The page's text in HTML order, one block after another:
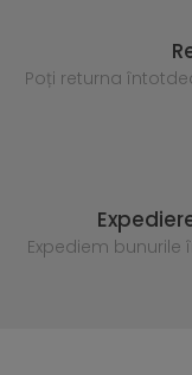
Poți returna
Expediem